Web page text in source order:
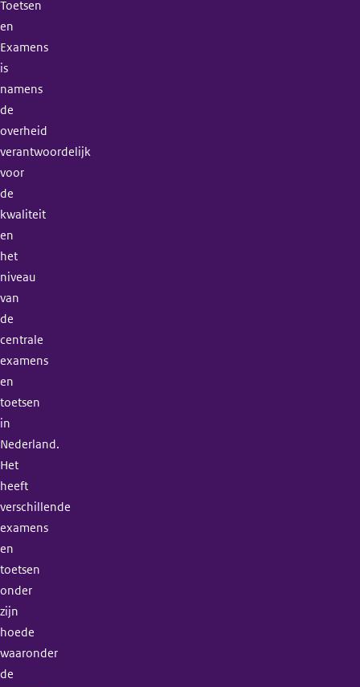
Toetsen
en
Examens
is
namens
de
overheid
verantwoordelijk
voor
de
kwaliteit
en
het
niveau
van
de
centrale
examens
en
toetsen
in
Nederland.
Het
heeft
verschillende
examens
en
toetsen
onder
zijn
hoede
waaronder
de